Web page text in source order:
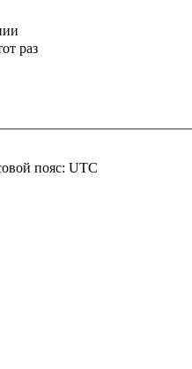
раз
пояс: UTC